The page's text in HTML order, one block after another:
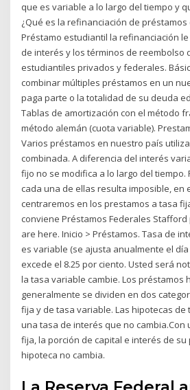
que es variable a lo largo del tiempo y
¿Qué es la refinanciación de
Préstamo estudiantil la refinanciación
de interés y los términos de reembolso
estudiantiles privados y federales.
combinar múltiples préstamos en un
paga parte o la totalidad de su deuda
Tablas de amortización con el método
método alemán (cuota variable).
Varios préstamos en nuestro país
combinada. A diferencia del interés
fijo no se modifica a lo largo del tiempo.
cada una de ellas resulta imposible, en
centraremos en los prestamos a tasa
conviene Préstamos Federales
are here. Inicio > Préstamos. Tasa de
es variable (se ajusta anualmente el
excede el 8.25 por ciento. Usted será
la tasa variable cambie. Los préstamos
generalmente se dividen en dos
fija y de tasa variable. Las hipotecas
una tasa de interés que no cambia.Con
fija, la porción de capital e interés de su
hipoteca no cambia.